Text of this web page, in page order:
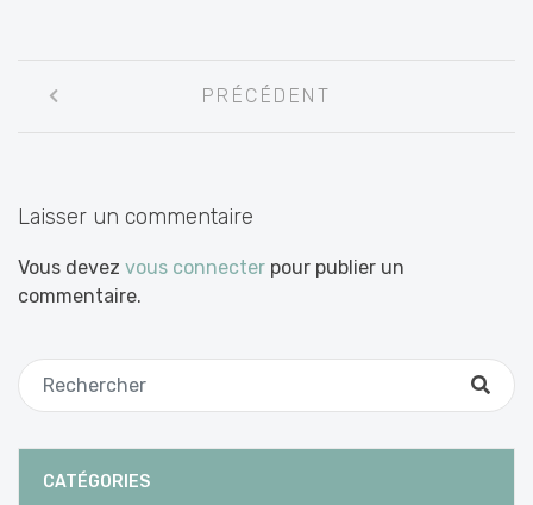
entre
PRÉCÉDENT
Laisser un commentaire
Vous devez vous connecter pour publier un
commentaire.
CATÉGORIES